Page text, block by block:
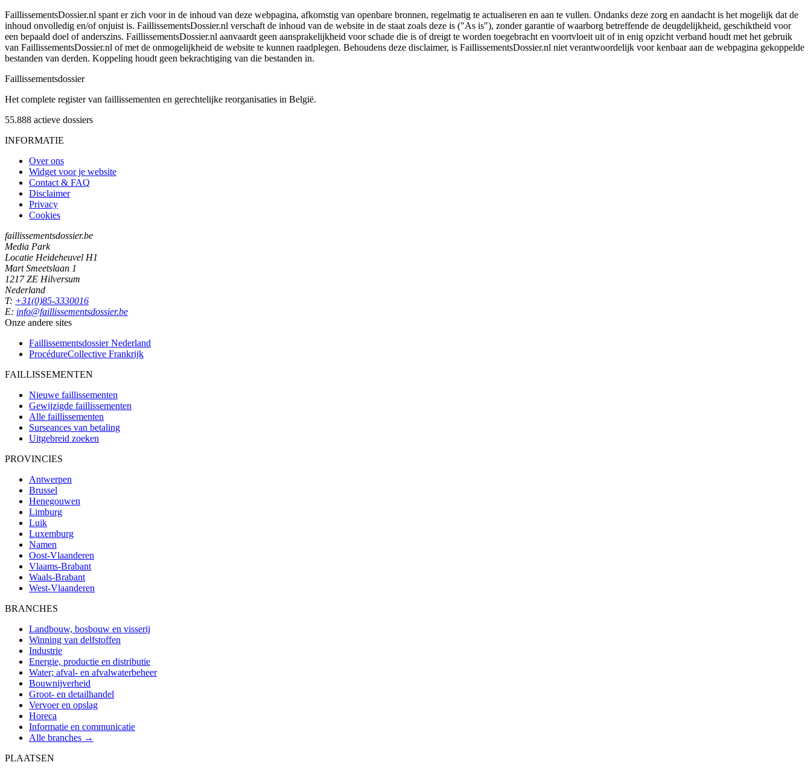
FaillissementsDossier.nl spant er zich voor in de inhoud van deze webpagina, afkomstig van openbare bronnen, regelmatig te actualiseren en aan te vullen. Ondanks deze zorg en aandacht is het mogelijk dat de
inhoud onvolledig en/of onjuist is. FaillissementsDossier.nl verschaft de inhoud van de website in de staat zoals deze is ("As is"), zonder garantie of waarborg betreffende de deugdelijkheid, geschiktheid voor
een bepaald doel of anderszins. FaillissementsDossier.nl aanvaardt geen aansprakelijkheid voor schade die is of dreigt te worden toegebracht en voortvloeit uit of in enig opzicht verband houdt met het gebruik
van FaillissementsDossier.nl of met de onmogelijkheid de website te kunnen raadplegen. Behoudens deze disclaimer, is FaillissementsDossier.nl niet verantwoordelijk voor kenbaar aan de webpagina gekoppelde
bestanden van derden. Koppeling houdt geen bekrachtiging van die bestanden in.
Faillissementsdossier
Het complete register van faillissementen en gerechtelijke reorganisaties in België.
55.888 actieve dossiers
INFORMATIE
Over ons
Widget voor je website
Contact & FAQ
Disclaimer
Privacy
Cookies
faillissementsdossier.be
Media Park
Locatie Heideheuvel H1
Mart Smeetslaan 1
1217 ZE Hilversum
Nederland
T: +31(0)85-3330016
E: info@faillissementsdossier.be
Onze andere sites
Faillissementsdossier Nederland
ProcédureCollective Frankrijk
FAILLISSEMENTEN
Nieuwe faillissementen
Gewijzigde faillissementen
Alle faillissementen
Surseances van betaling
Uitgebreid zoeken
PROVINCIES
Antwerpen
Brussel
Henegouwen
Limburg
Luik
Luxemburg
Namen
Oost-Vlaanderen
Vlaams-Brabant
Waals-Brabant
West-Vlaanderen
BRANCHES
Landbouw, bosbouw en visserij
Winning van delfstoffen
Industrie
Energie, productie en distributie
Water; afval- en afvalwaterbeheer
Bouwnijverheid
Groot- en detailhandel
Vervoer en opslag
Horeca
Informatie en communicatie
Alle branches →
PLAATSEN